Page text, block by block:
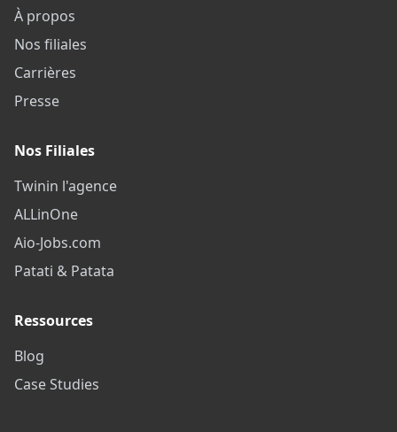
À propos
Nos filiales
Carrières
Presse
Nos Filiales
Twinin l'agence
ALLinOne
Aio-Jobs.com
Patati & Patata
Ressources
Blog
Case Studies